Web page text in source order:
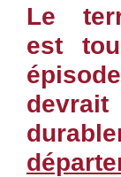
Le
est